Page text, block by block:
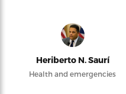
Heriberto N. Saurí
Health and emergencies